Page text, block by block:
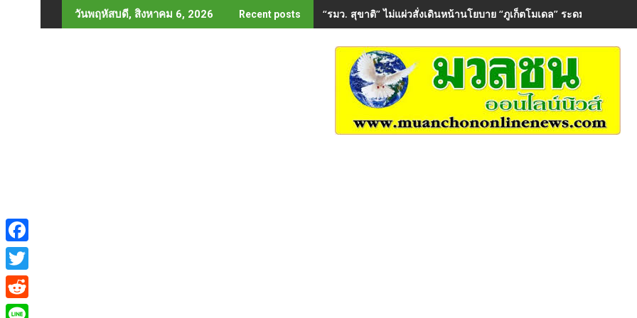
to
วันพฤหัสบดี, สิงหาคม 6, 2026 Recent posts “รมว. สุขาติ” ไม่แผ่วสั่งเดินหน้านโยบาย “ภูเก็ตโมเดล” ระดมกำลังปูพ
F
a
c
T
w
R